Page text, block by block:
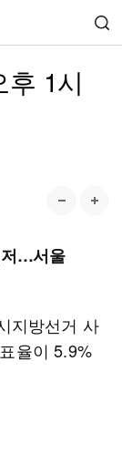
1시
저…서울
지방선거 사
율이 5.9%